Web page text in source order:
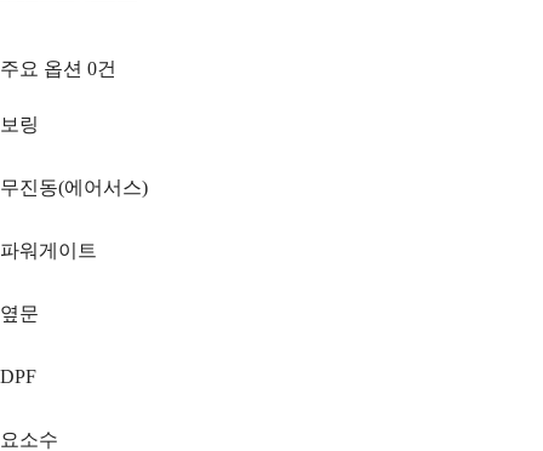
주요 옵션 0건
보링
무진동(에어서스)
파워게이트
옆문
DPF
요소수